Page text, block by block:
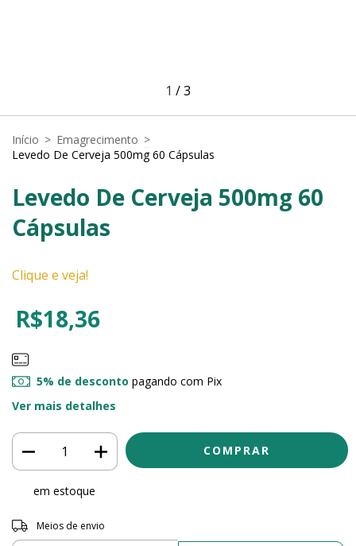
1 /3
Início > Emagrecimento >
Levedo De Cerveja 500mg 60 Cápsulas
Levedo De Cerveja 500mg 60
Cápsulas
Clique e veja!
R$18,36
5% de desconto pagando com Pix
Ver mais detalhes
em estoque
Entregas para o CEP:
Meios de envio